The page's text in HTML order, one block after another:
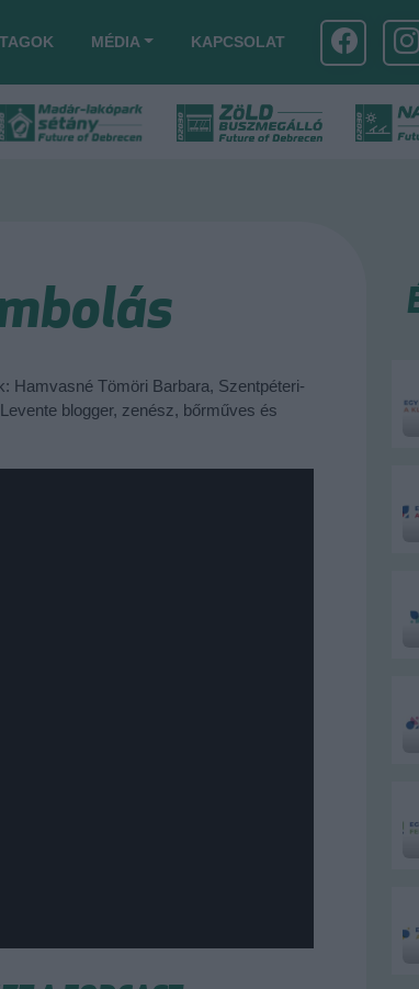
MÉDIA KAPCSOLAT
Hamvasné Tömöri Barbara, Szentpéteri-
blogger, zenész, bőrműves és